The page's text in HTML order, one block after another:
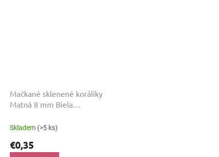
Mačkané sklenené koráliky
Matná 8 mm Biela
Skladem (>5 ks)
€0,35